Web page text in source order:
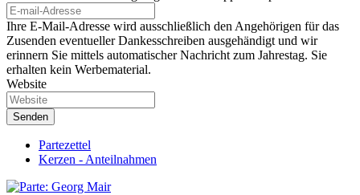
Ihre E-Mail-Adresse wird ausschließlich den Angehörigen für das
Zusenden eventueller Dankesschreiben ausgehändigt und wir
erinnern Sie mittels automatischer Nachricht zum Jahrestag. Sie
erhalten kein Werbematerial.
Website
Partezettel
Kerzen - Anteilnahmen